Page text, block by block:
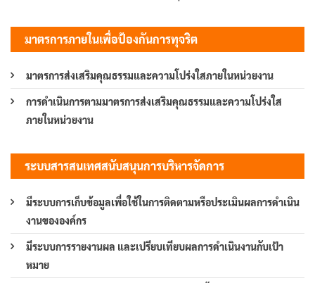
มาตรการภายในเพื่อป้องกันการทุจริต
มาตรการส่งเสริมคุณธรรมและความโปร่งใสภายในหน่วยงาน
การดำเนินการตามมาตรการส่งเสริมคุณธรรมและความโปร่งใส
ภายในหน่วยงาน
ระบบสารสนเทศสนับสนุนการบริหารจัดการ
มีระบบการเก็บข้อมูลเพื่อใช้ในการติดตามหรือประเมินผลการดำเนิน
งานขององค์กร
มีระบบการรายงานผล และเปรียบเทียบผลการดำเนินงานกับเป้า
หมาย